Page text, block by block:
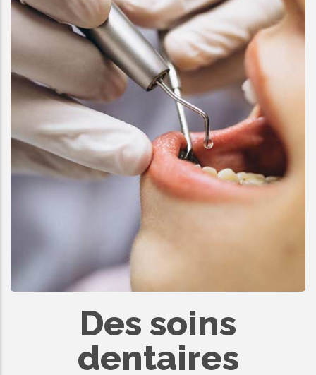
Des soins
dentaires